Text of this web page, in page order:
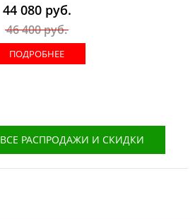
44 080руб.
46 400руб.
ПОДРОБНЕЕ
РАСПРОДАЖИ И СКИДКИ